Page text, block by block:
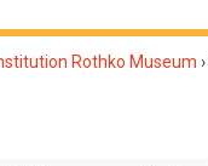
Rothko Museum ›